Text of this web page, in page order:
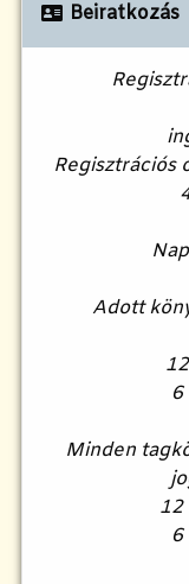
Beiratkozás
Regisztrációs
Adott
6
Minden
12
6